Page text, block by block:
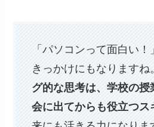
「パソコンって面白い
きっかけにもなりますね
グ的な思考は、学校の授
会に出てからも役立つス